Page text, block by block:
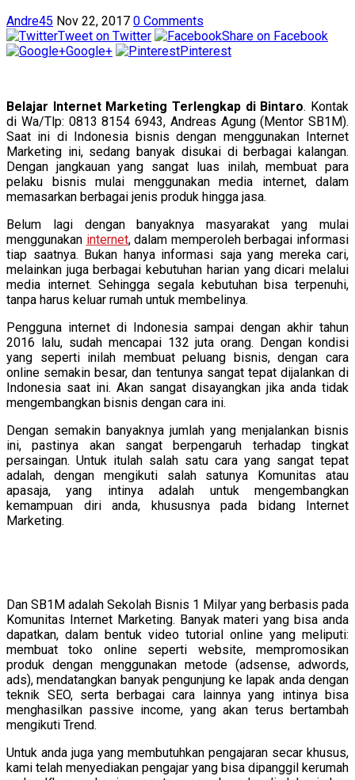
Andre45 Nov 22, 2017 0 Comments
Tweet on Twitter
Share on Facebook
Google+
Pinterest
Belajar Internet Marketing Terlengkap di Bintaro. Kontak
di Wa/Tlp: 0813 8154 6943, Andreas Agung (Mentor SB1M).
Saat ini di Indonesia bisnis dengan menggunakan Internet
Marketing ini, sedang banyak disukai di berbagai kalangan.
Dengan jangkauan yang sangat luas inilah, membuat para
pelaku bisnis mulai menggunakan media internet, dalam
memasarkan berbagai jenis produk hingga jasa.
Belum lagi dengan banyaknya masyarakat yang mulai
menggunakan internet, dalam memperoleh berbagai informasi
tiap saatnya. Bukan hanya informasi saja yang mereka cari,
melainkan juga berbagai kebutuhan harian yang dicari melalui
media internet. Sehingga segala kebutuhan bisa terpenuhi,
tanpa harus keluar rumah untuk membelinya.
Pengguna internet di Indonesia sampai dengan akhir tahun
2016 lalu, sudah mencapai 132 juta orang. Dengan kondisi
yang seperti inilah membuat peluang bisnis, dengan cara
online semakin besar, dan tentunya sangat tepat dijalankan di
Indonesia saat ini. Akan sangat disayangkan jika anda tidak
mengembangkan bisnis dengan cara ini.
Dengan semakin banyaknya jumlah yang menjalankan bisnis
ini, pastinya akan sangat berpengaruh terhadap tingkat
persaingan. Untuk itulah salah satu cara yang sangat tepat
adalah, dengan mengikuti salah satunya Komunitas atau
apasaja, yang intinya adalah untuk mengembangkan
kemampuan diri anda, khususnya pada bidang Internet
Marketing.
Dan SB1M adalah Sekolah Bisnis 1 Milyar yang berbasis pada
Komunitas Internet Marketing. Banyak materi yang bisa anda
dapatkan, dalam bentuk video tutorial online yang meliputi:
membuat toko online seperti website, mempromosikan
produk dengan menggunakan metode (adsense, adwords,
ads), mendatangkan banyak pengunjung ke lapak anda dengan
teknik SEO, serta berbagai cara lainnya yang intinya bisa
menghasilkan passive income, yang akan terus bertambah
mengikuti Trend.
Untuk anda juga yang membutuhkan pengajaran secar khusus,
kami telah menyediakan pengajar yang bisa dipanggil kerumah